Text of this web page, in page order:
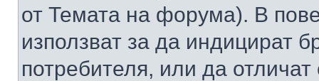
от Темата на форума). В
използват за да индицират
потребителя, или да